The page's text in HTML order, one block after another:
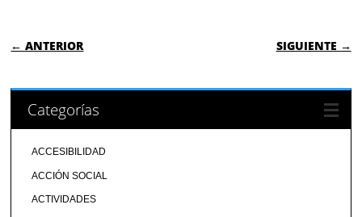
NAVEGACIÓN DE ENTRADAS
← ANTERIOR SIGUIENTE →
Categorías
ACCESIBILIDAD
ACCIÓN SOCIAL
ACTIVIDADES